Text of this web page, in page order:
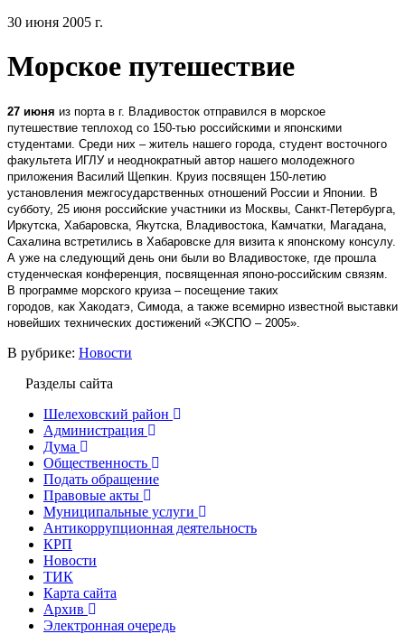
30 июня 2005 г.
Морское путешествие
27 июня из порта в г. Владивосток отправился в морское
путешествие теплоход со 150-тью российскими и японскими
студентами. Среди них – житель нашего города, студент восточного
факультета ИГЛУ и неоднократный автор нашего молодежного
приложения Василий Щепкин. Круиз посвящен 150-летию
установления межгосударственных отношений России и Японии. В
субботу, 25 июня российские участники из Москвы, Санкт-Петербурга,
Иркутска, Хабаровска, Якутска, Владивостока, Камчатки, Магадана,
Сахалина встретились в Хабаровске для визита к японскому консулу.
А уже на следующий день они были во Владивостоке, где прошла
студенческая конференция, посвященная японо-российским связям.
В программе морского круиза – посещение таких
городов, как Хакодатэ, Симода, а также всемирно известной выставки
новейших технических достижений «ЭКСПО – 2005».
В рубрике: Новости
Разделы сайта
Шелеховский район
Администрация
Дума
Общественность
Подать обращение
Правовые акты
Муниципальные услуги
Антикоррупционная деятельность
КРП
Новости
ТИК
Карта сайта
Архив
Электронная очередь